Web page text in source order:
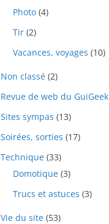
Photo (4)
Tir (2)
Vacances, voyages (10)
Non classé (2)
Revue de web du GuiGeek
Sites sympas (13)
Soirées, sorties (17)
Technique (33)
Domotique (3)
Trucs et astuces (3)
Vie du site (53)